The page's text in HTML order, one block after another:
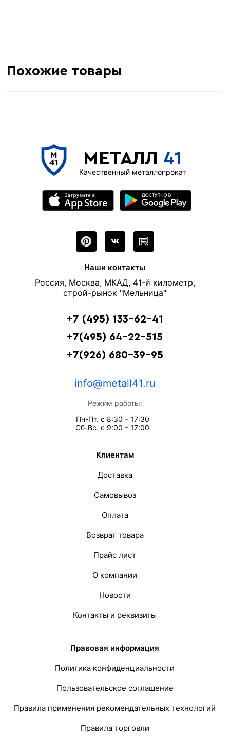
Похожие товары
МЕТАЛЛ 41
Качественный металлопрокат
Наши контакты
Россия, Москва, МКАД, 41-й километр,
строй-рынок "Мельница"
+7 (495) 133-62-41
+7(495) 64-22-515
+7(926) 680-39-95
info@metall41.ru
Режим работы:
Пн-Пт. с 8:30 – 17:30
Сб-Вс. с 9:00 – 17:00
Клиентам
Доставка
Самовывоз
Оплата
Возврат товара
Прайс лист
О компании
Новости
Контакты и реквизиты
Правовая информация
Политика конфиденциальности
Пользовательское соглашение
Правила применения рекомендательных технологий
Правила торговли